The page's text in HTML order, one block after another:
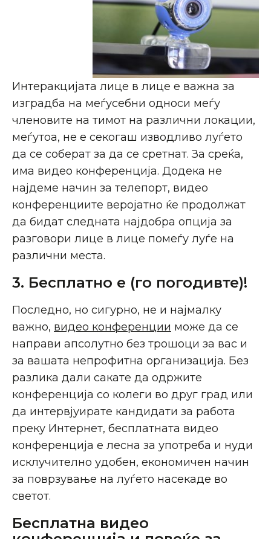
Интеракцијата лице в лице е важна за
изградба на меѓусебни односи меѓу
членовите на тимот на различни локации,
меѓутоа, не е секогаш изводливо луѓето
да се соберат за да се сретнат. За среќа,
има видео конференција. Додека не
најдеме начин за телепорт, видео
конференциите веројатно ќе продолжат
да бидат следната најдобра опција за
разговори лице в лице помеѓу луѓе на
различни места.
3. Бесплатно е (го погодивте)!
Последно, но сигурно, не и најмалку
важно, видео конференции може да се
направи апсолутно без трошоци за вас и
за вашата непрофитна организација. Без
разлика дали сакате да одржите
конференција со колеги во друг град или
да интервјуирате кандидати за работа
преку Интернет, бесплатната видео
конференција е лесна за употреба и нуди
исклучително удобен, економичен начин
за поврзување на луѓето насекаде во
светот.
Бесплатна видео